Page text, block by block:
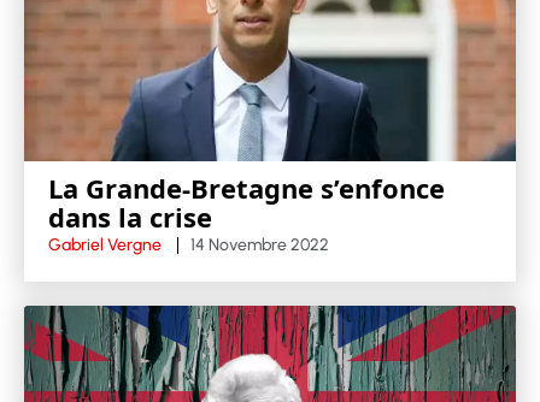
La Grande-Bretagne s’enfonce
dans la crise
Gabriel Vergne 14 Novembre 2022